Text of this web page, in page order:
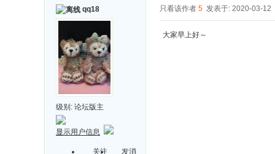
qq18
级别: 论坛版主
显示用户信息
关注
发消
只看该作者 5 发表于: 2020-03-12
大家早上好～